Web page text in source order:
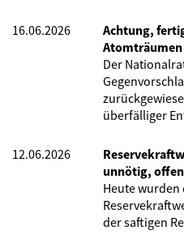
16.06.2026
Achtung,
Atomträumen
Der
überfälliger
12.06.2026
unnötig,
Heute wurden
der saftigen